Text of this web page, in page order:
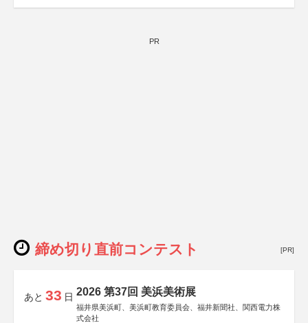
PR
締め切り直前コンテスト [PR]
あと 33 日 2026 第37回 美浜美術展
福井県美浜町、美浜町教育委員会、福井新聞社、関西電力株
式会社